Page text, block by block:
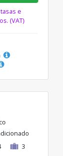
e
(VAT)
3